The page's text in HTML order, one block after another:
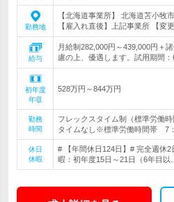
勤務地
【北海道事業所】 北海道苫小
【雇入れ直後】上記事業所 【変
給与
月給制282,000円～439,000円＋
慮の上、優遇します。試用期間
初年度
年収
528万円～844万円
勤務
時間
フレックスタイム制（標準労働
タイムなし※標準労働時間帯 7
休日
休暇
# 【年間休日124日】# 完全週休
暇：初年度15日～21日（6年目以…